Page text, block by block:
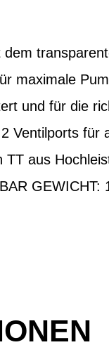
maximale
und für die
Ventilports für
aus
GEWICHT: